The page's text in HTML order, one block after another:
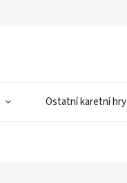
Ostatní karetní hry